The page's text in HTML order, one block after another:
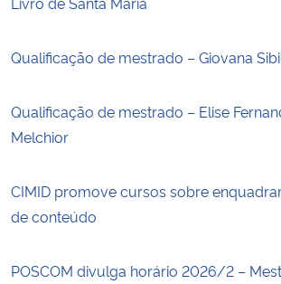
Qualificação de mestrado – Giovana
Qualificação de mestrado – Elise
Melchior
CIMID promove cursos sobre
de conteúdo
POSCOM divulga horário 2026/2 –